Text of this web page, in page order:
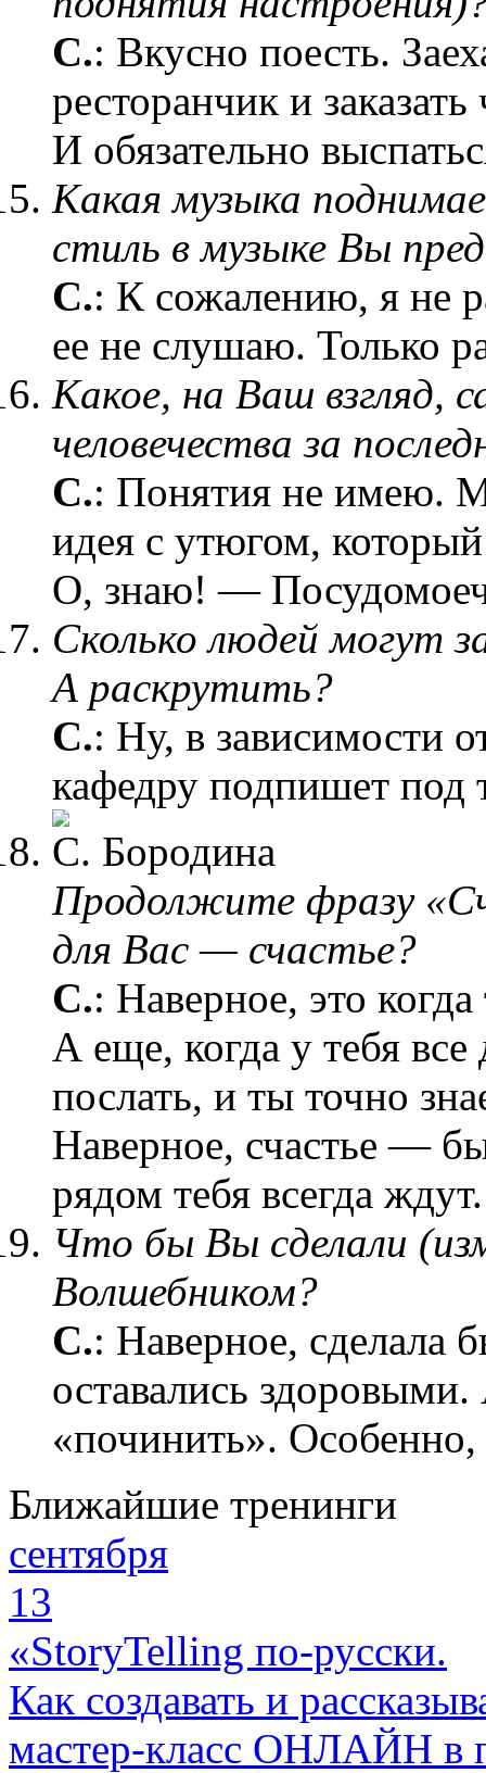
С.: Вкусно поесть.
ресторанчик и
И обязательно
Какая музыка
стиль в музыке Вы
С.: К сожалению, я не
ее не слушаю. Только
Какое, на Ваш взгляд,
человечества за
С.: Понятия не имею.
идея с утюгом,
О, знаю! —
Сколько людей могут
А раскрутить?
С.: Ну, в зависимости
кафедру подпишет под
Продолжите фразу
для Вас — счастье?
С.: Наверное, это
А еще, когда у тебя все
послать, и ты точно
Наверное, счастье —
рядом тебя всегда ждут.
Что бы Вы сделали
Волшебником?
С.: Наверное, сделала
оставались
«починить». Особенно,
Ближайшие тренинги
сентября
13
«StoryTelling по-русски.
Как создавать и
мастер-класс ОНЛАЙН в